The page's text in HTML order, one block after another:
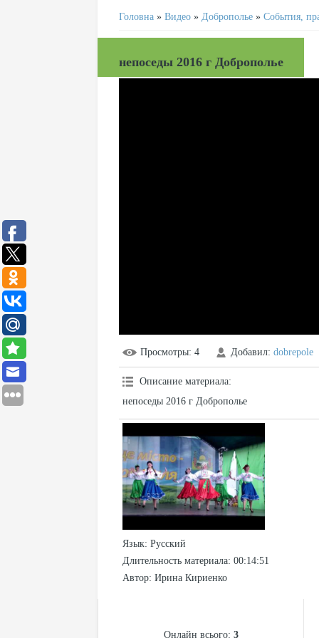
Головна » Видео » Доброполье » События,
непоседы 2016 г Доброполье
Просмотры: 4 Добавил: dobrepole
Описание материала:
непоседы 2016 г Доброполье
Язык: Русский
Длительность материала: 00:14:51
Автор: Ирина Кириенко
Онлайн всього: 3